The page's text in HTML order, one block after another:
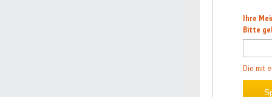
Ihre
Bitte
Die mit